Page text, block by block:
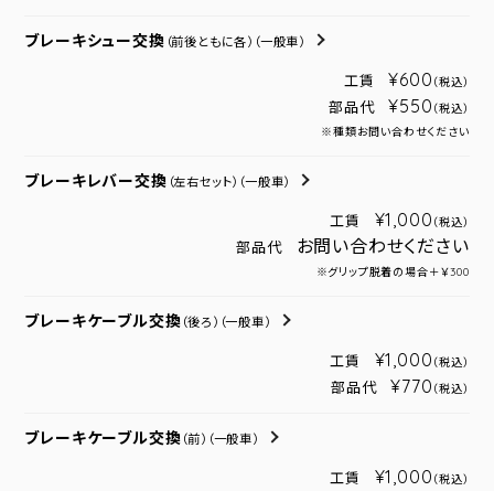
ブレーキシュー交換 （前後ともに各） （一般車）
工賃 ¥600 （税込）
部品代 ¥550 （税込）
※種類お問い合わせください
ブレーキレバー交換 （左右セット） （一般車）
工賃 ¥1,000 （税込）
部品代 お問い合わせください
※グリップ脱着の場合＋￥300
ブレーキケーブル交換 （後ろ） （一般車）
工賃 ¥1,000 （税込）
部品代 ¥770 （税込）
ブレーキケーブル交換 （前） （一般車）
工賃 ¥1,000 （税込）